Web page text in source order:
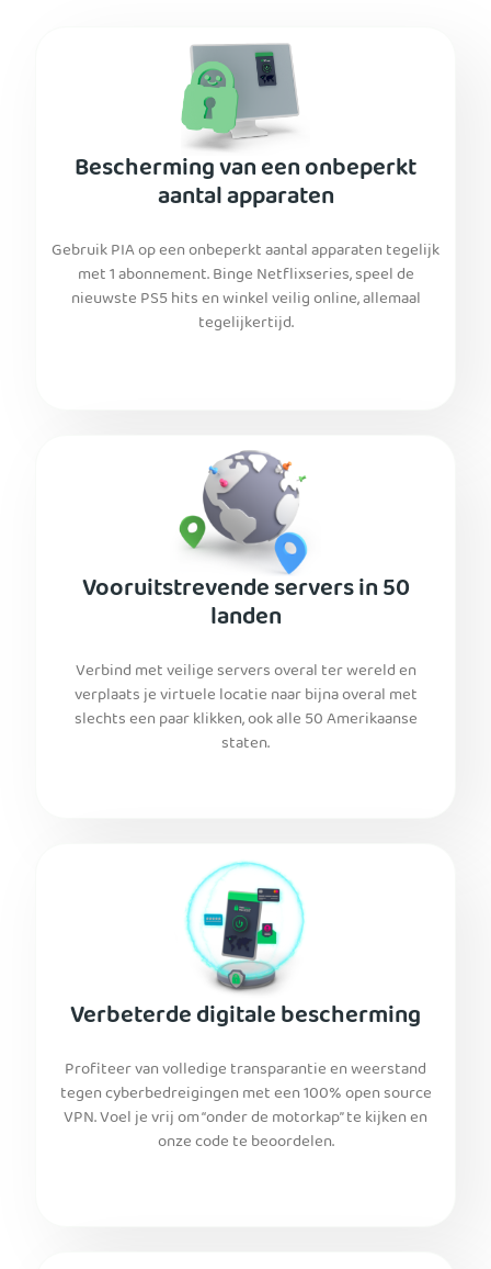
Bescherming van een onbeperkt
aantal apparaten
Gebruik PIA op een onbeperkt aantal apparaten tegelijk
met 1 abonnement. Binge Netflixseries, speel de
nieuwste PS5 hits en winkel veilig online, allemaal
tegelijkertijd.
Vooruitstrevende servers in 50
landen
Verbind met veilige servers overal ter wereld en
verplaats je virtuele locatie naar bijna overal met
slechts een paar klikken, ook alle 50 Amerikaanse
staten.
Verbeterde digitale bescherming
Profiteer van volledige transparantie en weerstand
tegen cyberbedreigingen met een 100% open source
VPN. Voel je vrij om “onder de motorkap” te kijken en
onze code te beoordelen.